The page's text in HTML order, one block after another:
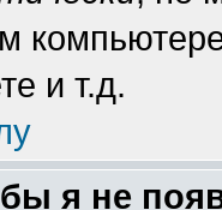
и т.д.
я не